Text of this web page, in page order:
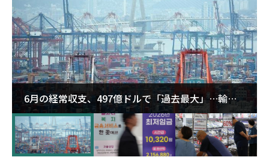
6月の経常収支、497億ドルで「過去最大」…輸出
が初の1000億ドル突破